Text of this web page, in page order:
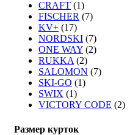
CRAFT (1)
FISCHER (7)
KV+ (17)
NORDSKI (7)
ONE WAY (2)
RUKKA (2)
SALOMON (7)
SKI-GO (1)
SWIX (1)
VICTORY CODE (2)
Размер курток